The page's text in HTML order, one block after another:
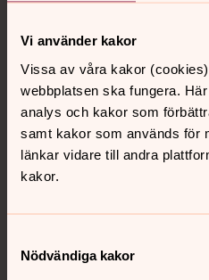
Vi använder kakor
Vissa av våra kakor
webbplatsen ska fungera.
analys och kakor som
samt kakor som används för
länkar vidare till andra
kakor.
Nödvändiga kakor
Kontakt
Kalender
Sociala kanaler